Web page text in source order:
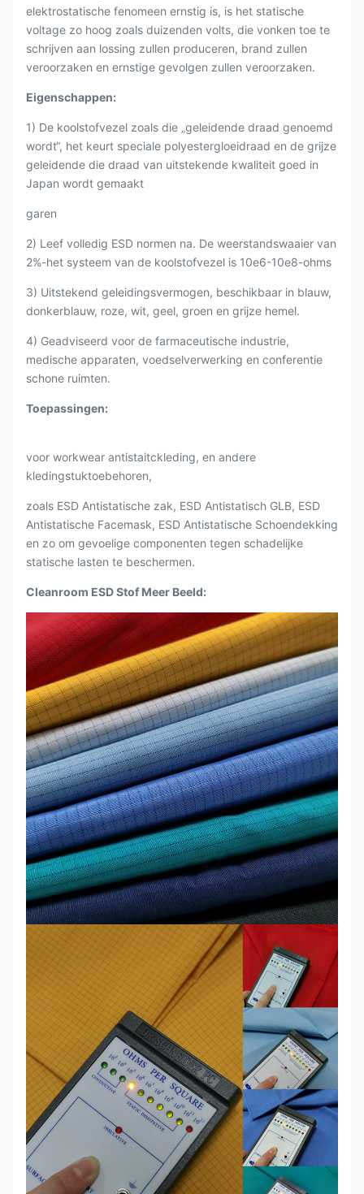
elektrostatische fenomeen ernstig is, is het statische
voltage zo hoog zoals duizenden volts, die vonken toe te
schrijven aan lossing zullen produceren, brand zullen
veroorzaken en ernstige gevolgen zullen veroorzaken.
Eigenschappen:
1) De koolstofvezel zoals die „geleidende draad genoemd
wordt“, het keurt speciale polyestergloeidraad en de grijze
geleidende die draad van uitstekende kwaliteit goed in
Japan wordt gemaakt
garen
2) Leef volledig ESD normen na. De weerstandswaaier van
2%-het systeem van de koolstofvezel is 10e6-10e8-ohms
3) Uitstekend geleidingsvermogen, beschikbaar in blauw,
donkerblauw, roze, wit, geel, groen en grijze hemel.
4) Geadviseerd voor de farmaceutische industrie,
medische apparaten, voedselverwerking en conferentie
schone ruimten.
Toepassingen:
voor workwear antistaitckleding, en andere
kledingstuktoebehoren,
zoals ESD Antistatische zak, ESD Antistatisch GLB, ESD
Antistatische Facemask, ESD Antistatische Schoendekking
en zo om gevoelige componenten tegen schadelijke
statische lasten te beschermen.
Cleanroom ESD Stof Meer Beeld: